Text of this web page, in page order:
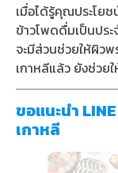
เมื่อได้รู้คุณประโย
ข้าวโพดดื่มเป็นปร
จะมีส่วนช่วยให้ผิว
เกาหลีแล้ว ยังช่ว
ขอแนะนำ
เกาหลี